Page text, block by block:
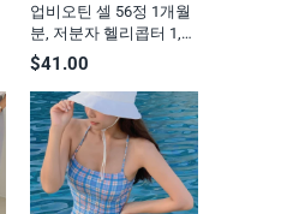
업비오틴 셀 56정 1개월
분, 저분자 헬리콥터 1,00
0mg, 피부와 기초건강
$41.00